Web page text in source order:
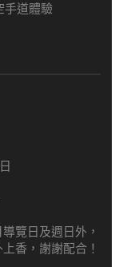
手道體驗
覽日及週日外，
香，謝謝配合！